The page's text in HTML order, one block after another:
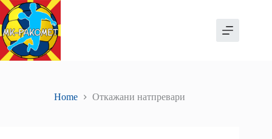
Skip
to
content
Home Откажани натпревари